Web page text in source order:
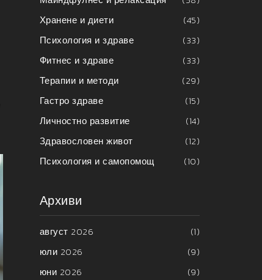
Хранене и диети
(45)
Психология и здраве
(33)
Фитнес и здраве
(33)
Терапии и методи
(29)
Гастро здраве
(15)
Личностно развитие
(14)
Здравословен живот
(12)
Психология и самопомощ
(10)
Архиви
август 2026
(1)
юли 2026
(9)
юни 2026
(9)